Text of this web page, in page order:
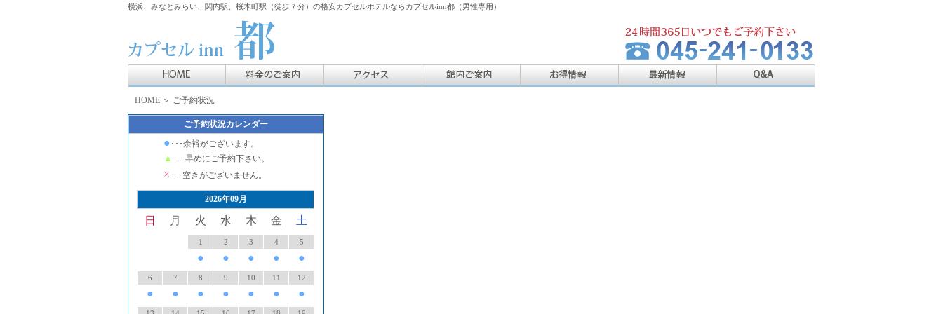
横浜、みなとみらい、関内駅、桜木町駅（徒歩７分）の格安カプセルホテルならカプセルinn都（男性専用）
HOME ＞ ご予約状況
ご予約状況カレンダー
● ･･･余裕がございます。
▲ ･･･早めにご予約下さい。
× ･･･空きがございません。
2026年09月
日 月 火 水 木 金 土
1
●
2
●
3
●
4
●
5
●
6
●
7
●
8
●
9
●
10
●
11
●
12
●